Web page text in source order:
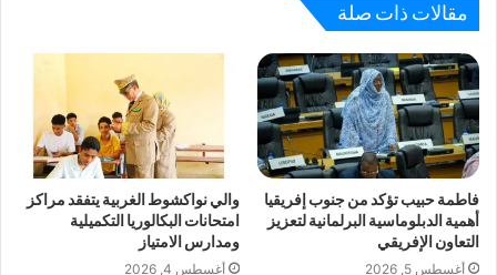
مقالات ذات صلة
فاطمة حبيب تؤكد من جنوب إفريقيا
أهمية الدبلوماسية البرلمانية لتعزيز
التعاون الإفريقي
أغسطس 5, 2026
والي نواكشوط الغربية يتفقد مراكز
امتحانات البكالوريا التكميلية
ومدارس الامتياز
أغسطس 4, 2026